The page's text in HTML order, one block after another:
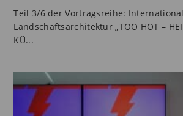
Teil 3/6 der Vortragsreihe:
Landschaftsarchitektur „TOO HOT –
KÜ...